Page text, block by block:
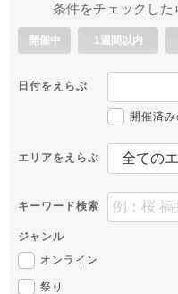
条件をチェックした
開催中 1週間以内
日付をえらぶ
開催済
エリアをえらぶ
キーワード検索
ジャンル
オンライン
祭り